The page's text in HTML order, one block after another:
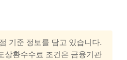
기준 정보를 담고 있습니다.
상환수수료 조건은 금융기관